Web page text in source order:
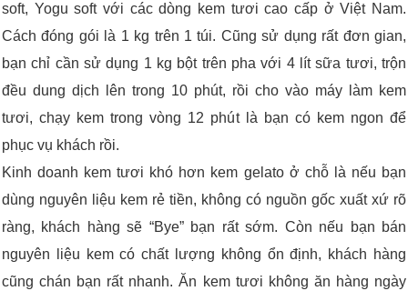
soft, Yogu soft với các dòng kem tươi cao cấp ở Việt Nam.
Cách đóng gói là 1 kg trên 1 túi. Cũng sử dụng rất đơn gian,
bạn chỉ cần sử dụng 1 kg bột trên pha với 4 lít sữa tươi, trộn
đều dung dịch lên trong 10 phút, rồi cho vào máy làm kem
tươi, chạy kem trong vòng 12 phút là bạn có kem ngon để
phục vụ khách rồi.
Kinh doanh kem tươi khó hơn kem gelato ở chỗ là nếu bạn
dùng nguyên liệu kem rẻ tiền, không có nguồn gốc xuất xứ rõ
ràng, khách hàng sẽ “Bye” bạn rất sớm. Còn nếu bạn bán
nguyên liệu kem có chất lượng không ổn định, khách hàng
cũng chán bạn rất nhanh. Ăn kem tươi không ăn hàng ngày